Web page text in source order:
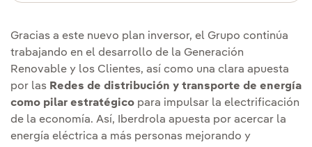
Gracias a este nuevo plan inversor, el Grupo continúa
trabajando en el desarrollo de la Generación
Renovable y los Clientes, así como una clara apuesta
por las Redes de distribución y transporte de energía
como pilar estratégico para impulsar la electrificación
de la economía. Así, Iberdrola apuesta por acercar la
energía eléctrica a más personas mejorando y